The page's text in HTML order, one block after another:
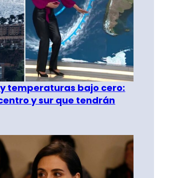
temperaturas bajo cero:
y sur que tendrán